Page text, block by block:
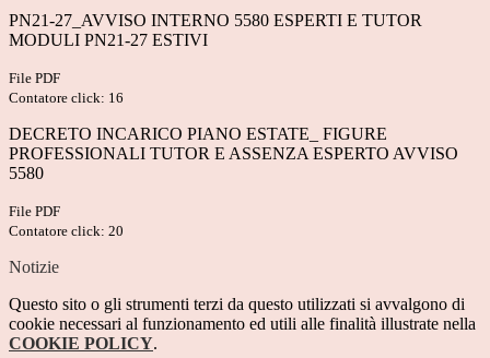
PN21-27_AVVISO INTERNO 5580 ESPERTI E TUTOR
MODULI PN21-27 ESTIVI
File PDF
Contatore click: 16
DECRETO INCARICO PIANO ESTATE_ FIGURE
PROFESSIONALI TUTOR E ASSENZA ESPERTO AVVISO
5580
File PDF
Contatore click: 20
Notizie
Questo sito o gli strumenti terzi da questo utilizzati si avvalgono di
cookie necessari al funzionamento ed utili alle finalità illustrate nella
COOKIE POLICY.